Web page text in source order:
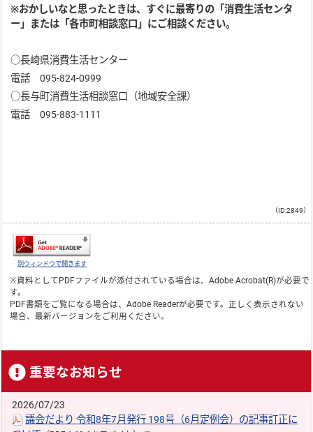
※おかしいなと思ったときは、すぐに最寄りの「消費生活センタ
ー」または「各市町相談窓口」にご相談ください。
○長崎県消費生活センター
電話 095-824-0999
○長与町消費生活相談窓口（地域安全課）
電話 095-883-1111
（ID:2849）
別ウィンドウで開きます
※資料としてPDFファイルが添付されている場合は、Adobe Acrobat(R)が必要で
す。
PDF書類をご覧になる場合は、Adobe Readerが必要です。正しく表示されない
場合、最新バージョンをご利用ください。
重要なお知らせ
2026/07/23
議会だより 令和8年7月発行 198号（6月定例会）の記事訂正に